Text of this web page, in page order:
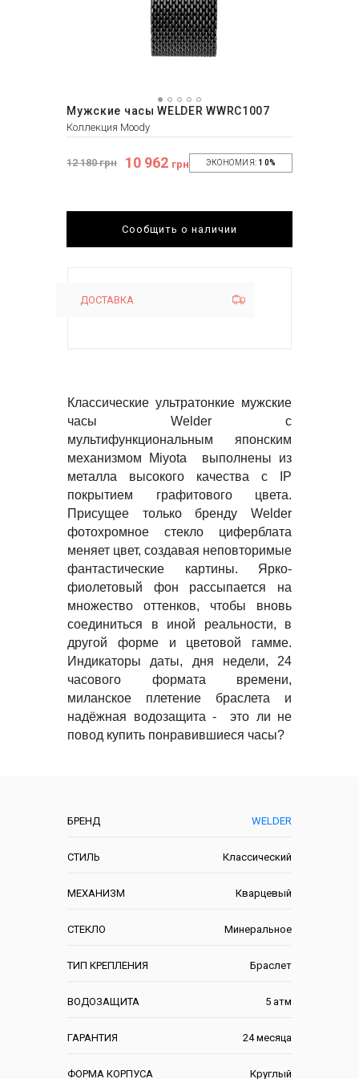
Мужские часы WELDER WWRC1007
Коллекция Мoody
12 180 грн 10 962 грн ЭКОНОМИЯ:10%
Сообщить о наличии
ДОСТАВКА
БРЕНД WELDER
СТИЛЬ Классический
МЕХАНИЗМ Кварцевый
СТЕКЛО Минеральное
ТИП КРЕПЛЕНИЯ Браслет
ВОДОЗАЩИТА 5 атм
ГАРАНТИЯ 24 месяца
ФОРМА КОРПУСА Круглый
Описание
Классические ультратонкие мужские
часы Welder с
мультифункциональным японским
механизмом Miyota  выполнены из
металла высокого качества с IP
покрытием графитового цвета.
Присущее только бренду Welder
фотохромное стекло циферблата
меняет цвет, создавая неповторимые
фантастические картины. Ярко-
фиолетовый фон рассыпается на
множество оттенков, чтобы вновь
соединиться в иной реальности, в
другой форме и цветовой гамме.
Индикаторы даты, дня недели, 24
часового формата времени,
миланское плетение браслета и
надёжная водозащита -  это ли не
повод купить понравившиеся часы?